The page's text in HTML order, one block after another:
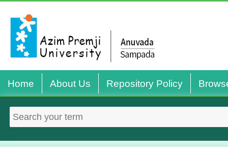
Home About Us Repository Policy